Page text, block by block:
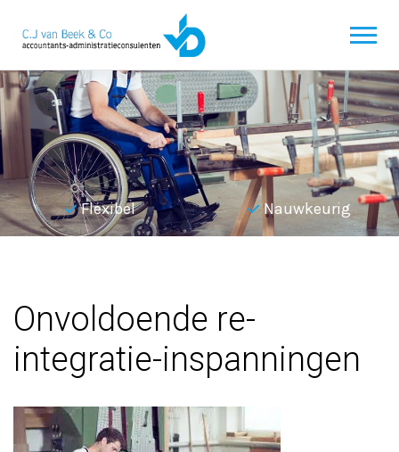
Flexibel Nauwkeurig
Onvoldoende re-
integratie-inspanningen